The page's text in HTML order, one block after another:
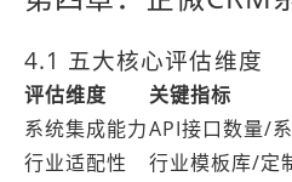
4.1 五大核心评估维度
评估维度 关键指标
系统集成能力API接口数量/
行业适配性
行业模板库/定